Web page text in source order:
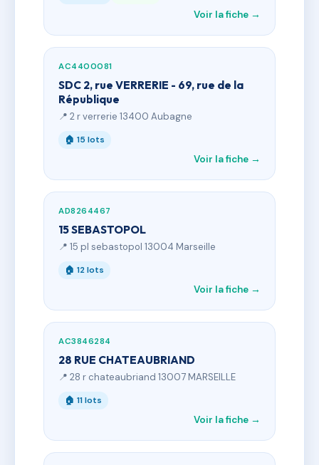
Voir la fiche →
AC4400081
SDC 2, rue VERRERIE - 69, rue de la
République
📍 2 r verrerie 13400 Aubagne
🏠 15 lots
Voir la fiche →
AD8264467
15 SEBASTOPOL
📍 15 pl sebastopol 13004 Marseille
🏠 12 lots
Voir la fiche →
AC3846284
28 RUE CHATEAUBRIAND
📍 28 r chateaubriand 13007 MARSEILLE
🏠 11 lots
Voir la fiche →